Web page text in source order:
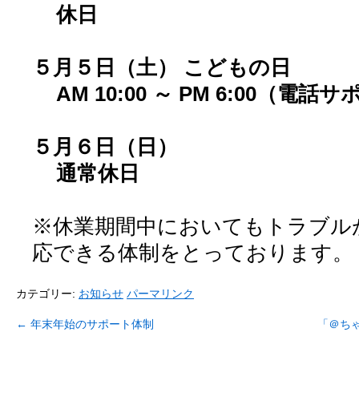
休日
５月５日（土） こどもの日
AM 10:00 ～ PM 6:00（電話サ
５月６日（日）
通常休日
※休業期間中においてもトラブル
応できる体制をとっております。
カテゴリー: お知らせ パーマリンク
← 年末年始のサポート体制 「＠